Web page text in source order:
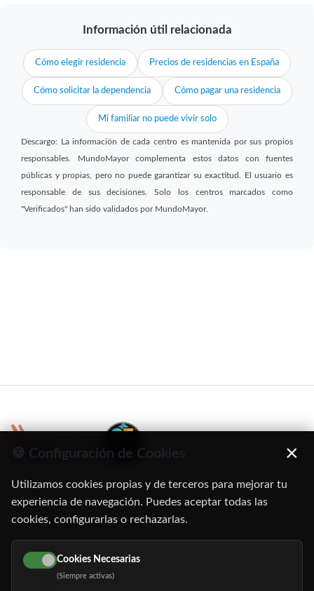
Información útil relacionada
Cómo elegir residencia Precios de residencias en España
Cómo solicitar la dependencia Cómo pagar una residencia
Mi familiar no puede vivir solo
Descargo: La información de cada centro es mantenida por sus propios
responsables. MundoMayor complementa estos datos con fuentes
públicas y propias, pero no puede garantizar su exactitud. El usuario es
responsable de sus decisiones. Solo los centros marcados como
"Verificados" han sido validados por MundoMayor.
C/ Oruro, 11. 28016 Madrid
91 345 06 26
616 113 103
hola@mundomayor.com
🍪 Configuración de Cookies ×
Utilizamos cookies propias y de terceros para mejorar tu
experiencia de navegación. Puedes aceptar todas las
cookies, configurarlas o rechazarlas.
Cookies Necesarias
(Siempre activas)